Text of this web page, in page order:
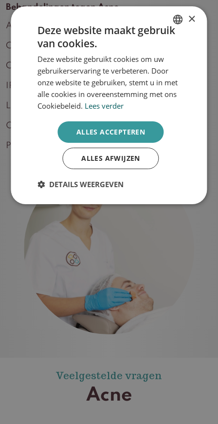
Behandelingen tegen Acne
Acnetherapie
Camouflagetherapie
Collageen skin booster
IPL behandeling
Light & Bright behandeling
OBSERV Huidscan
Peeling
Veelgestelde vragen
Acne
×
Deze website maakt gebruik
van cookies.
Deze website gebruikt cookies om uw
gebruikerservaring te verbeteren. Door
onze website te gebruiken, stemt u in met
alle cookies in overeenstemming met ons
Cookiebeleid. Lees verder
ALLES ACCEPTEREN
ALLES AFWIJZEN
DETAILS WEERGEVEN